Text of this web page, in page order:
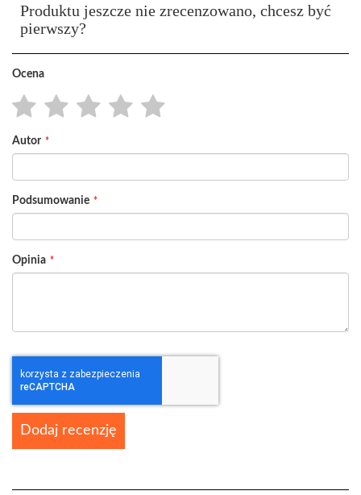
Produktu jeszcze nie zrecenzowano, chcesz być
pierwszy?
Ocena
star
stars
stars
stars
stars
Autor
Podsumowanie
Opinia
Dodaj recenzję